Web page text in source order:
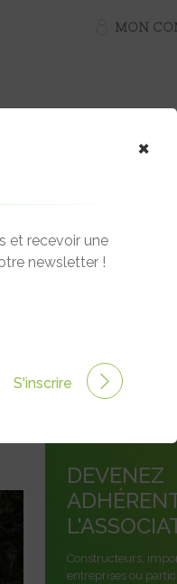
MON
S'INSCRIRE
DEVENEZ
Constructeurs,
entreprises ou
×
et recevoir une
newsletter !
S'inscrire